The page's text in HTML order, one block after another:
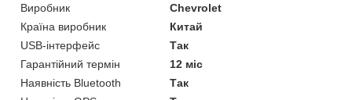
Виробник
Chevrolet
Країна виробник
Китай
USB-інтерфейс
Так
Гарантійний термін
12 міс
Наявність Bluetooth
Так